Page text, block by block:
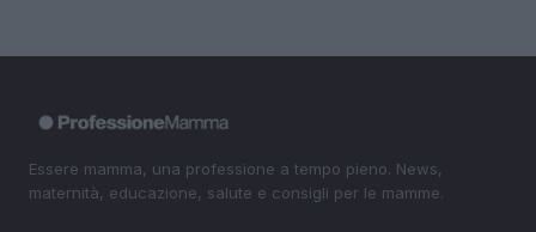
Essere mamma, una professione a tempo pieno. News,
maternità, educazione, salute e consigli per le mamme.